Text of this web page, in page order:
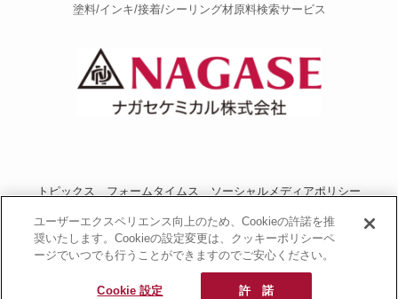
塗料/インキ/接着/シーリング材原料検索サービス
トピックス フォームタイムス
ソーシャルメディアポリシー
プライバシーポリシー
当サイトご利用にあたって
お問い合わせ
運営者情報
NAGASEグループサイト
長瀬産業コーポレートサイト
ユーザーエクスペリエンス向上のため、Cookieの許諾を推
奨いたします。Cookieの設定変更は、クッキーポリシーペ
ージでいつでも行うことができますのでご安心ください。
Cookie 設定 許 諾